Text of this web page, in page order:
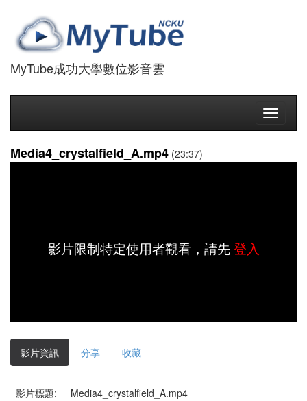
MyTube成功大學數位影音雲
Toggle
Media4_crystalfield_A.mp4 (23:37)
影片限制特定使用者觀看，請先登入
影片資訊 分享 收藏
影片標題:
Media4_crystalfield_A.mp4